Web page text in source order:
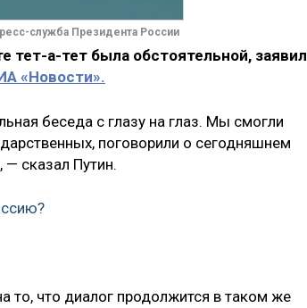
служба Президента России
а-тет была обстоятельной, заявил
«Новости».
беседа с глазу на глаз. Мы смогли
поговорили о сегодняшнем
— сказал Путин.
что диалог продолжится в таком же